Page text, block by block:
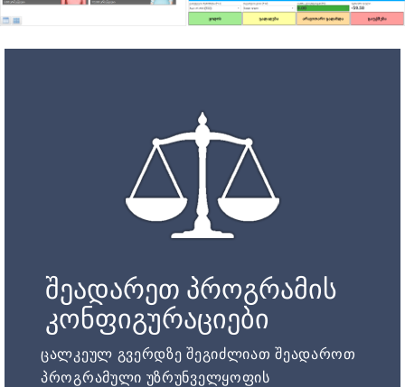
შეადარეთ პროგრამის
კონფიგურაციები
ცალკეულ გვერდზე შეგიძლიათ შეადაროთ
პროგრამული უზრუნველყოფის